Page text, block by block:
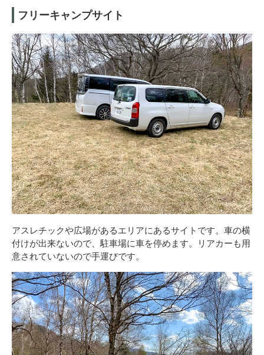
フリーキャンプサイト
アスレチックや広場があるエリアにあるサイトです。車の横
付けが出来ないので、駐車場に車を停めます。リアカーも用
意されていないので手運びです。